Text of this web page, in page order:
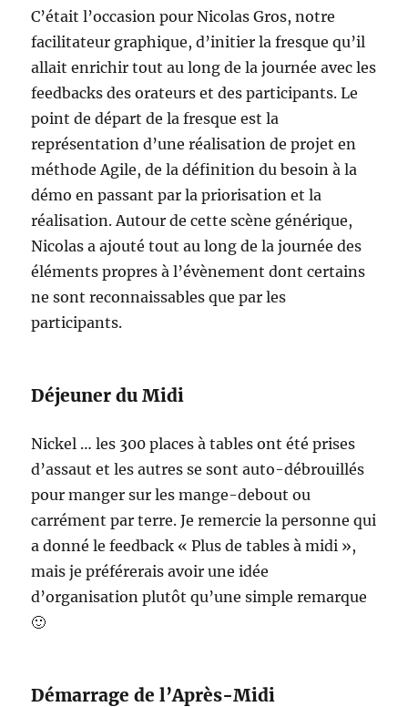
C’était l’occasion pour Nicolas Gros, notre
facilitateur graphique, d’initier la fresque qu’il
allait enrichir tout au long de la journée avec les
feedbacks des orateurs et des participants. Le
point de départ de la fresque est la
représentation d’une réalisation de projet en
méthode Agile, de la définition du besoin à la
démo en passant par la priorisation et la
réalisation. Autour de cette scène générique,
Nicolas a ajouté tout au long de la journée des
éléments propres à l’évènement dont certains
ne sont reconnaissables que par les
participants.
Déjeuner du Midi
Nickel … les 300 places à tables ont été prises
d’assaut et les autres se sont auto-débrouillés
pour manger sur les mange-debout ou
carrément par terre. Je remercie la personne qui
a donné le feedback « Plus de tables à midi »,
mais je préférerais avoir une idée
d’organisation plutôt qu’une simple remarque
🙂
Démarrage de l’Après-Midi